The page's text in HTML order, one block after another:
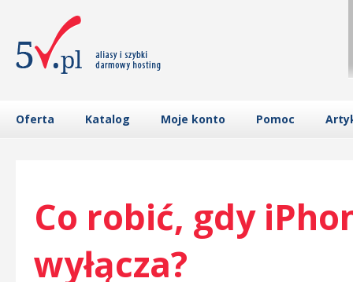
Oferta Katalog Moje konto Pomoc
Co robić, gdy
wyłącza?